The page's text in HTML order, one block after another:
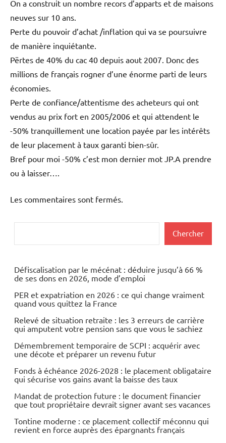
On a construit un nombre recors d’apparts et de maisons
neuves sur 10 ans.
Perte du pouvoir d’achat /inflation qui va se poursuivre
de manière inquiétante.
Përtes de 40% du cac 40 depuis aout 2007. Donc des
millions de français rogner d’une énorme parti de leurs
économies.
Perte de confiance/attentisme des acheteurs qui ont
vendus au prix fort en 2005/2006 et qui attendent le
-50% tranquillement une location payée par les intérêts
de leur placement à taux garanti bien-sûr.
Bref pour moi -50% c’est mon dernier mot JP.A prendre
ou à laisser….
Les commentaires sont fermés.
Chercher
Défiscalisation par le mécénat : déduire jusqu’à 66 %
de ses dons en 2026, mode d’emploi
PER et expatriation en 2026 : ce qui change vraiment
quand vous quittez la France
Relevé de situation retraite : les 3 erreurs de carrière
qui amputent votre pension sans que vous le sachiez
Démembrement temporaire de SCPI : acquérir avec
une décote et préparer un revenu futur
Fonds à échéance 2026-2028 : le placement obligataire
qui sécurise vos gains avant la baisse des taux
Mandat de protection future : le document financier
que tout propriétaire devrait signer avant ses vacances
Tontine moderne : ce placement collectif méconnu qui
revient en force auprès des épargnants français